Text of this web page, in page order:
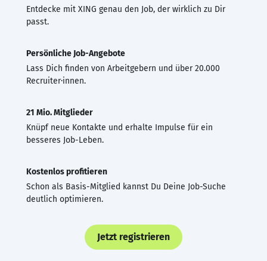
Entdecke mit XING genau den Job, der wirklich zu Dir
passt.
Persönliche Job-Angebote
Lass Dich finden von Arbeitgebern und über 20.000
Recruiter·innen.
21 Mio. Mitglieder
Knüpf neue Kontakte und erhalte Impulse für ein
besseres Job-Leben.
Kostenlos profitieren
Schon als Basis-Mitglied kannst Du Deine Job-Suche
deutlich optimieren.
Jetzt registrieren